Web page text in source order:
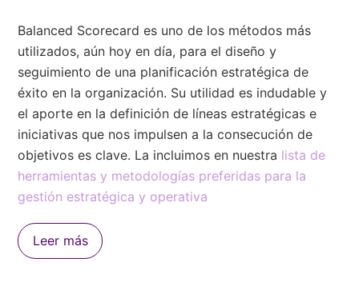
Balanced Scorecard es uno de los métodos más
utilizados, aún hoy en día, para el diseño y
seguimiento de una planificación estratégica de
éxito en la organización. Su utilidad es indudable y
el aporte en la definición de líneas estratégicas e
iniciativas que nos impulsen a la consecución de
objetivos es clave. La incluimos en nuestra lista de
herramientas y metodologías preferidas para la
gestión estratégica y operativa
Leer más